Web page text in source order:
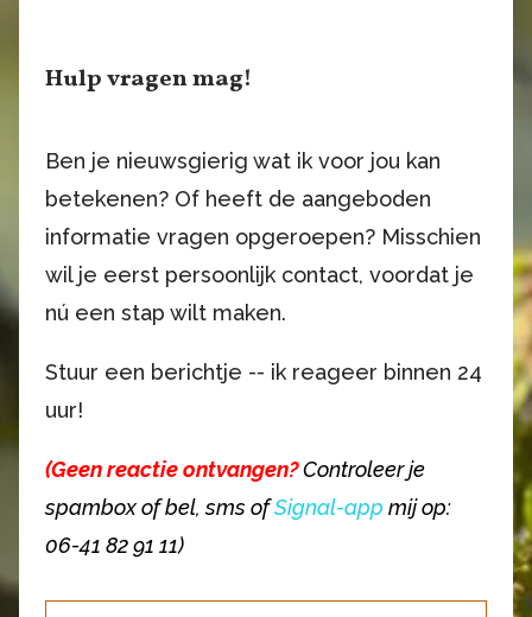
Hulp vragen mag!
Ben je nieuwsgierig wat ik voor jou kan
betekenen? Of heeft de aangeboden
informatie vragen opgeroepen? Misschien
wil je eerst persoonlijk contact, voordat je
nú een stap wilt maken.
Stuur een berichtje -- ik reageer binnen 24
uur!
(Geen reactie ontvangen?Controleer je
spambox of bel, sms ofSignal-app mij op:
06-41 82 91 11)